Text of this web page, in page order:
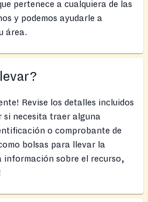
pertenece a cualquiera de las
y podemos ayudarle a
área.
Revise los detalles incluidos
si necesita traer alguna
o comprobante de
bolsas para llevar la
información sobre el recurso,